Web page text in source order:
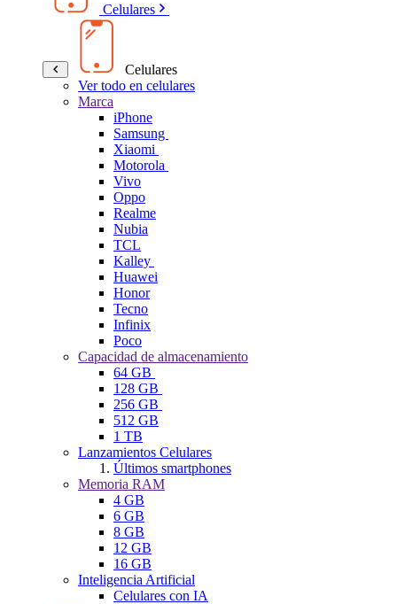
Celulares
Celulares
Ver todo en celulares
Marca
iPhone
Samsung
Xiaomi
Motorola
Vivo
Oppo
Realme
Nubia
TCL
Kalley
Huawei
Honor
Tecno
Infinix
Poco
Capacidad de almacenamiento
64 GB
128 GB
256 GB
512 GB
1 TB
Lanzamientos Celulares
Últimos smartphones
Memoria RAM
4 GB
6 GB
8 GB
12 GB
16 GB
Inteligencia Artificial
Celulares con IA